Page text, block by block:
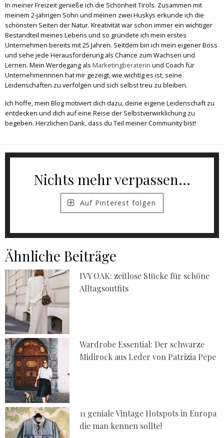
In meiner Freizeit genieße ich die Schönheit Tirols. Zusammen mit
meinem 2-jährigen Sohn und meinen zwei Huskys erkunde ich die
schönsten Seiten der Natur. Kreativität war schon immer ein wichtiger
Bestandteil meines Lebens und so gründete ich mein erstes
Unternehmen bereits mit 25 Jahren. Seitdem bin ich mein eigener Boss
und sehe jede Herausforderung als Chance zum Wachsen und
Lernen. Mein Werdegang als Marketingberaterin und Coach für
Unternehmerinnen hat mir gezeigt, wie wichtig es ist, seine
Leidenschaften zu verfolgen und sich selbst treu zu bleiben.
Ich hoffe, mein Blog motiviert dich dazu, deine eigene Leidenschaft zu
entdecken und dich auf eine Reise der Selbstverwirklichung zu
begeben. Herzlichen Dank, dass du Teil meiner Community bist!
Nichts mehr verpassen...
Auf Pinterest folgen
Ähnliche Beiträge
IVY OAK: zeitlose Stücke für schöne
Alltagsoutfits
Wardrobe Essential: Der schwarze
Midirock aus Leder von Patrizia Pepe
11 geniale Vintage Hotspots in Europa
die man kennen sollte!